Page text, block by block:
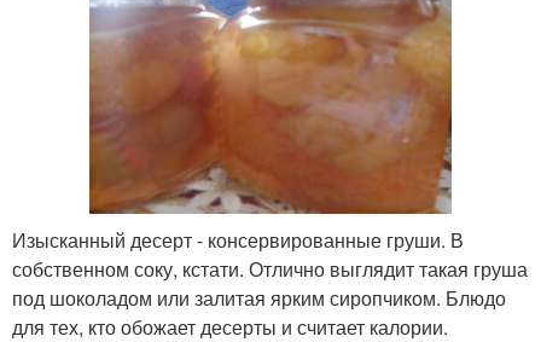
Изысканный десерт - консервированные груши. В
собственном соку, кстати. Отлично выглядит такая груша
под шоколадом или залитая ярким сиропчиком. Блюдо
для тех, кто обожает десерты и считает калории.